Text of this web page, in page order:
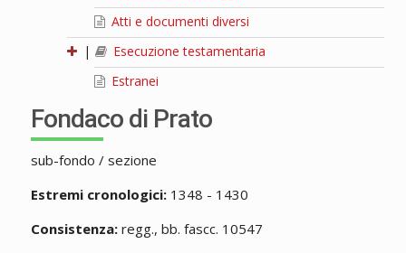
Atti e documenti diversi
|
Esecuzione testamentaria
Estranei
Fondaco di Prato
sub-fondo / sezione
Estremi cronologici:1348 - 1430
Consistenza:regg., bb. fascc. 10547